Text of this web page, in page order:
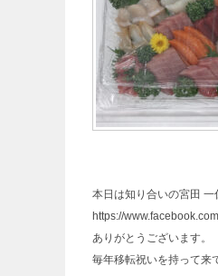
本日は知り合いの宮田 一
https://
ありがとうございます。
毎年移転祝いを持って来